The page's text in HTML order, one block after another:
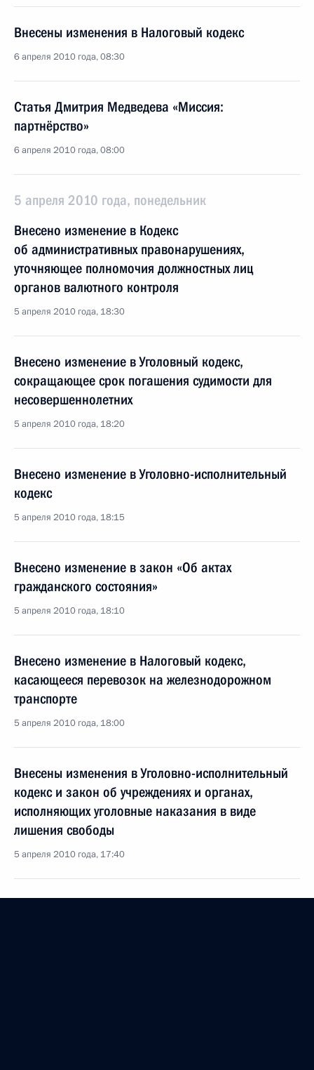
Внесены изменения в Налоговый кодекс
6 апреля 2010 года, 08:30
Статья Дмитрия Медведева «Миссия:
партнёрство»
6 апреля 2010 года, 08:00
5 апреля 2010 года, понедельник
Внесено изменение в Кодекс
об административных правонарушениях,
уточняющее полномочия должностных лиц
органов валютного контроля
5 апреля 2010 года, 18:30
Внесено изменение в Уголовный кодекс,
сокращающее срок погашения судимости для
несовершеннолетних
5 апреля 2010 года, 18:20
Внесено изменение в Уголовно-исполнительный
кодекс
5 апреля 2010 года, 18:15
Внесено изменение в закон «Об актах
гражданского состояния»
5 апреля 2010 года, 18:10
Внесено изменение в Налоговый кодекс,
касающееся перевозок на железнодорожном
транспорте
5 апреля 2010 года, 18:00
Внесены изменения в Уголовно-исполнительный
кодекс и закон об учреждениях и органах,
исполняющих уголовные наказания в виде
лишения свободы
5 апреля 2010 года, 17:40